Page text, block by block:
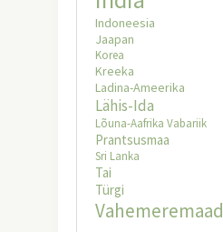
Indoneesia
Jaapan
Korea
Kreeka
Ladina-Ameerika
Lähis-Ida
Lõuna-Aafrika Vabariik
Prantsusmaa
Sri Lanka
Tai
Türgi
Vahemeremaad